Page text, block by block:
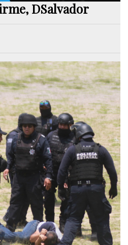
DSalvador